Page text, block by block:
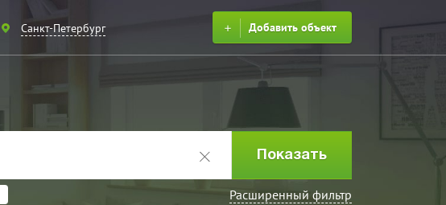
Санкт-Петербург
Санкт-
Москва
Добавить объект
Расширенный фильтр